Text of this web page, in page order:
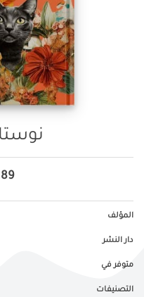
المؤلف
دار النشر
متوفر في
التصنيفات